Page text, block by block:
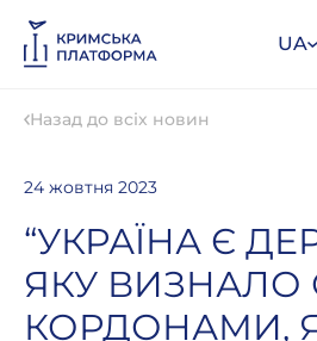
UA
Назад до всіх новин
24 жовтня 2023
“УКРАЇНА Є
ЯКУ ВИЗНАЛО
КОРДОНАМИ,